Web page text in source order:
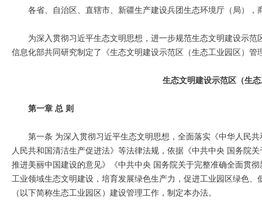
各省、自治区、直辖市、新疆生产建设兵团生态环境厅（局）
为深入贯彻习近平生态文明思想，进一步规范生态文明建设示
信息化部共同研究制定了《生态文明建设示范区（生态工业园区）
生态文明建设示范区（生
第一章 总 则
第一条 为深入贯彻习近平生态文明思想，全面落实《中华人民
人民共和国清洁生产促进法》等法律法规，依据《中共中央 国务院
推进美丽中国建设的意见》《中共中央 国务院关于完整准确全面贯
工业领域生态文明建设，培育发展绿色生产力，促进工业园区绿色
（以下简称生态工业园区）建设管理工作，制定本办法。